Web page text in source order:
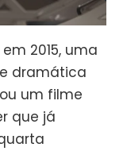
2015, uma
dramática
um filme
que já